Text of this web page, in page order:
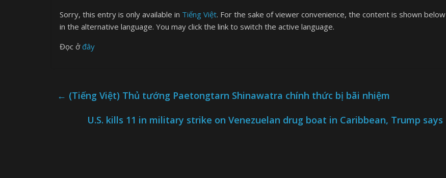
Sorry, this entry is only available in Tiếng Việt. For the sake of viewer convenience, the content is shown below
in the alternative language. You may click the link to switch the active language.
Đọc ởđây
← (Tiếng Việt) Thủ tướng Paetongtarn Shinawatra chính thức bị bãi nhiệm
U.S. kills 11 in military strike on Venezuelan drug boat in Caribbean, Trump says